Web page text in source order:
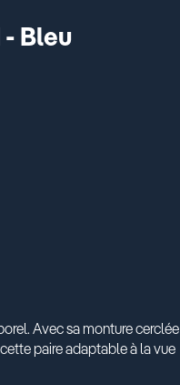
- Bleu
Avec sa monture cerclée
paire adaptable à la vue